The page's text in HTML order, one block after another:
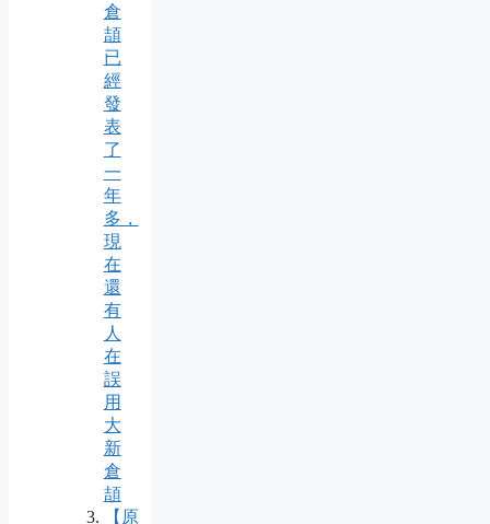
倉
頡
已
經
發
表
了
一
年
多，
現
在
還
有
人
在
誤
用
大
新
倉
頡
【原